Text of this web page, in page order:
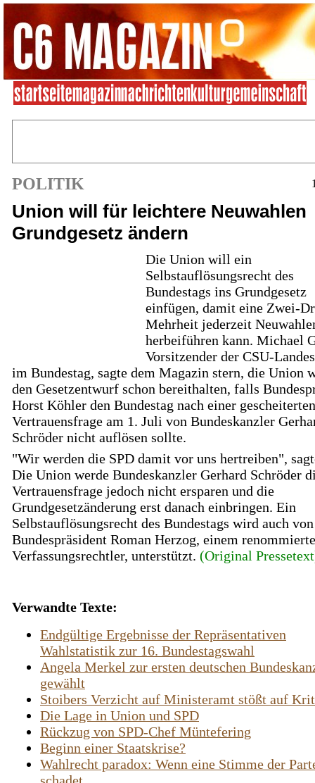
POLITIK
Union will für leichtere Neuwahlen
Grundgesetz ändern
Die Union will ein
Selbstauflösungsrecht des
Bundestags ins Grundgesetz
einfügen, damit eine Zwei-
Mehrheit jederzeit
herbeiführen kann. Michael
Vorsitzender der CSU-
im Bundestag, sagte dem Magazin stern, die Union
den Gesetzentwurf schon bereithalten, falls
Horst Köhler den Bundestag nach einer gescheiterten
Vertrauensfrage am 1. Juli von Bundeskanzler
Schröder nicht auflösen sollte.
"Wir werden die SPD damit vor uns hertreiben",
Die Union werde Bundeskanzler Gerhard Schröder
Vertrauensfrage jedoch nicht ersparen und die
Grundgesetzänderung erst danach einbringen. Ein
Selbstauflösungsrecht des Bundestags wird auch
Bundespräsident Roman Herzog, einem
Verfassungsrechtler, unterstützt. (Original
Verwandte Texte:
Endgültige Ergebnisse der Repräsentativen
Wahlstatistik zur 16. Bundestagswahl
Angela Merkel zur ersten deutschen
gewählt
Stoibers Verzicht auf Ministeramt stößt auf
Die Lage in Union und SPD
Rückzug von SPD-Chef Müntefering
Beginn einer Staatskrise?
Wahlrecht paradox: Wenn eine Stimme der